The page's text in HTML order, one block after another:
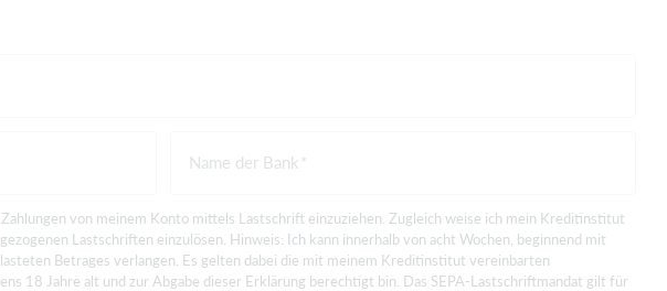
Name der Bank
von meinem Konto mittels Lastschrift einzuziehen. Zugleich weise ich mein Kreditinstitut
Lastschriften einzulösen. Hinweis: Ich kann innerhalb von acht Wochen, beginnend mit
Betrages verlangen. Es gelten dabei die mit meinem Kreditinstitut vereinbarten
18 Jahre alt und zur Abgabe dieser Erklärung berechtigt bin. Das SEPA-Lastschriftmandat gilt für